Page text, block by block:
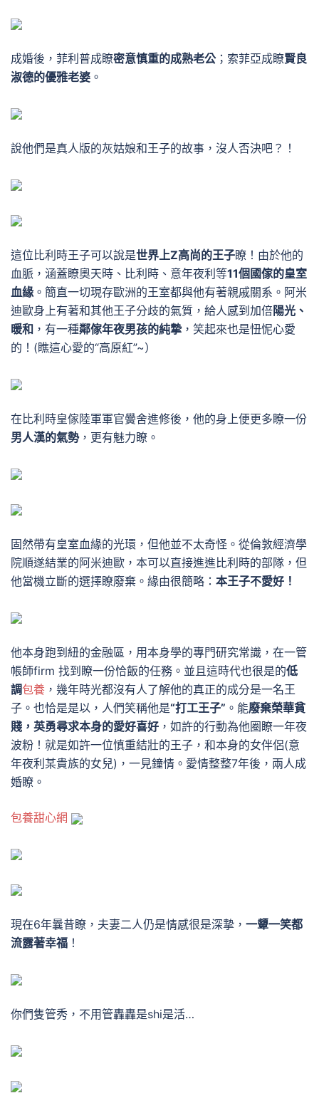
成婚後，菲利普成瞭密意慎重的成熟老公 ；索菲亞成瞭賢良
淑德的優雅老婆 。
說他們是真人版的灰姑娘和王子的故事，沒人否決吧？！
這位比利時王子可以說是世界上Z高尚的王子瞭！ 由於他的
血脈，涵蓋瞭奧天時、比利時、意年夜利等11個國傢的皇室
血緣。 簡直一切現存歐洲的王室都與他有著親戚關系。 阿米
迪歐身上有著和其他王子分歧的氣質，給人感到加倍陽光、
暖和 ，有一種鄰傢年夜男孩的純摯，笑起來也是忸怩心愛
的！ (瞧這心愛的“高原紅”~）
在比利時皇傢陸軍軍官黌舍進修後，他的身上便更多瞭一份
男人漢的氣勢，更有魅力瞭。
固然帶有皇室血緣的光環，但他並不太奇怪。 從倫敦經濟學
院順遂結業的阿米迪歐，本可以直接進進比利時的部隊，但
他當機立斷的選擇瞭廢棄。緣由很簡略： 本王子不愛好！
他本身跑到紐的金融區，用本身學的專門研究常識，在一管
帳師firm 找到瞭一份恰飯的任務。 並且這時代也很是的低
調包養 ，幾年時光都沒有人了解他的真正的成分是一名王
子。 也恰是是以，人們笑稱他是“打工王子” 。 能廢棄榮華貧
賤，英勇尋求本身的愛好喜好 ，如許的行動為他圈瞭一年夜
波粉！ 就是如許一位慎重結壯的王子，和本身的女伴侶(意
年夜利某貴族的女兒) ，一見鐘情。愛情整整7年後，兩人成
婚瞭。
包養甜心網
現在6年曩昔瞭，夫妻二人仍是情感很是深摯， 一顰一笑都
流露著幸福 ！
你們隻管秀，不用管轟轟是shi是活…